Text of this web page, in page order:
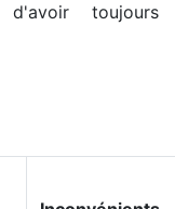
d'avoir toujours